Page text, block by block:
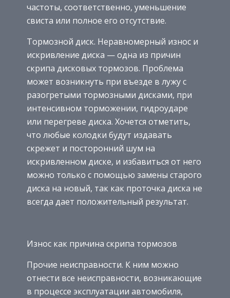
частоты, соответственно, уменьшение
свиста или полное его отсутствие.
Тормозной диск. Неравномерный износ и
искривление диска — одна из причин
скрипа дисковых тормозов. Проблема
может возникнуть при въезде в лужу с
разогретыми тормозными дисками, при
интенсивном торможении, гидроударе
или перегреве диска. Хочется отметить,
что любые колодки будут издавать
скрежет и посторонний шум на
искривленном диске, и избавиться от него
можно только с помощью замены старого
диска на новый, так как проточка диска не
всегда дает положительный результат.
Износ как причина скрипа тормозов
Прочие неисправности. К ним можно
отнести все неисправности, возникающие
в процессе эксплуатации автомобиля,